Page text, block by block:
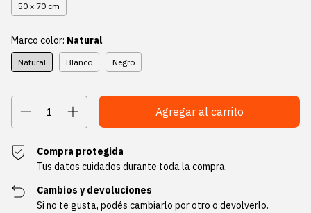
50 x 70 cm
Marco color: Natural
Natural Blanco Negro
Compra protegida
Tus datos cuidados durante toda la compra.
Cambios y devoluciones
Si no te gusta, podés cambiarlo por otro o devolverlo.